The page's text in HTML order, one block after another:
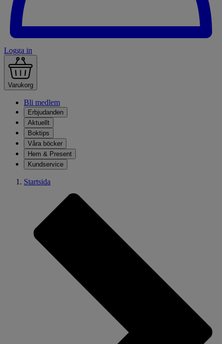
Logga in
Varukorg
Bli medlem
Erbjudanden
Aktuellt
Boktips
Våra böcker
Hem & Present
Kundservice
Startsida